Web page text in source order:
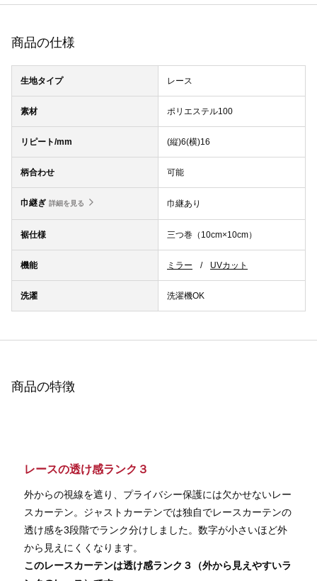
商品の仕様
生地タイプ レース
素材 ポリエステル100
リピート/mm (縦)6(横)16
柄合わせ 可能
巾継ぎ 詳細を見る 巾継あり
裾仕様 三つ巻（10cm×10cm）
機能 ミラー UVカット
洗濯 洗濯機OK
商品の特徴
レースの透け感ランク３
外からの視線を遮り、プライバシー保護には欠かせないレー
スカーテン。ジャストカーテンでは独自でレースカーテンの
透け感を3段階でランク分けしました。数字が小さいほど外
から見えにくくなります。
このレースカーテンは透け感ランク３（外から見えやすいラ